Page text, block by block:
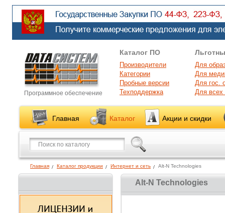
Программное обеспечение
Каталог ПО
Производители
Категории
Пробные версии
Техподдержка
Для
Для
Для гос.
Для
Главная Каталог Акции и скидки
Главная Каталог продукции Интернет и сеть Alt-N Technologies
Alt-N Technologies